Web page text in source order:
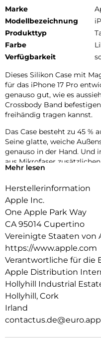
Marke
Modellbezeichnung
Produkttyp
Farbe
Verfügbarkeit
Dieses Silikon Case mit
für das iPhone 17 Pro
genauso gut, wie es
Crossbody Band
freihändig tragen kannst.
Das Case besteht zu 45 %
Seine glatte, weiche
genauso in der Hand. Und
aus Mikrofaser zusätzlichen
Es kommt mit Saphirglas
Bewegungen deines
überträgt.
Mit integrierten Magneten,
ausrichten, hält das Case
schnelleres kabel­loses
einfach im Case und docke
leg es auf dein Qi2 25W
Wie jedes von Apple
des Design‑ und
Teststunden. Deshalb
sondern ist auch dafür
und bei Stürzen zu
Mehr lesen
Herstellerinformation
Apple Inc.
One Apple Park Way
CA 95014 Cupertino
Vereinigte Staaten von
https://www.apple.com
Verantwortliche für die
Apple Distribution
Hollyhill Industrial
Hollyhill, Cork
Irland